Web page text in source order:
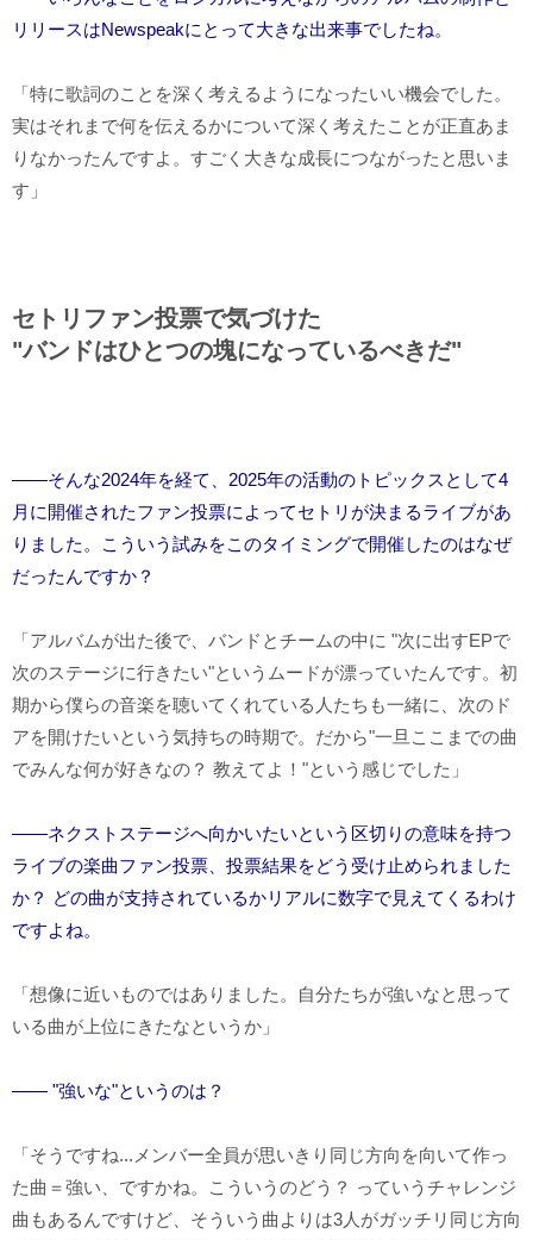
リリースはNewspeakにとって大きな出来事でしたね。
「特に歌詞のことを深く考えるようになったいい機会でした。
実はそれまで何を伝えるかについて深く考えたことが正直あま
りなかったんですよ。すごく大きな成長につながったと思いま
す」
セトリファン投票で気づけた
"バンドはひとつの塊になっているべきだ"
――そんな2024年を経て、2025年の活動のトピックスとして4
月に開催されたファン投票によってセトリが決まるライブがあ
りました。こういう試みをこのタイミングで開催したのはなぜ
だったんですか？
「アルバムが出た後で、バンドとチームの中に "次に出すEPで
次のステージに行きたい"というムードが漂っていたんです。初
期から僕らの音楽を聴いてくれている人たちも一緒に、次のド
アを開けたいという気持ちの時期で。だから"一旦ここまでの曲
でみんな何が好きなの？ 教えてよ！"という感じでした」
――ネクストステージへ向かいたいという区切りの意味を持つ
ライブの楽曲ファン投票、投票結果をどう受け止められました
か？ どの曲が支持されているかリアルに数字で見えてくるわけ
ですよね。
「想像に近いものではありました。自分たちが強いなと思って
いる曲が上位にきたなというか」
―― "強いな"というのは？
「そうですね...メンバー全員が思いきり同じ方向を向いて作っ
た曲＝強い、ですかね。こういうのどう？ っていうチャレンジ
曲もあるんですけど、そういう曲よりは3人がガッチリ同じ方向